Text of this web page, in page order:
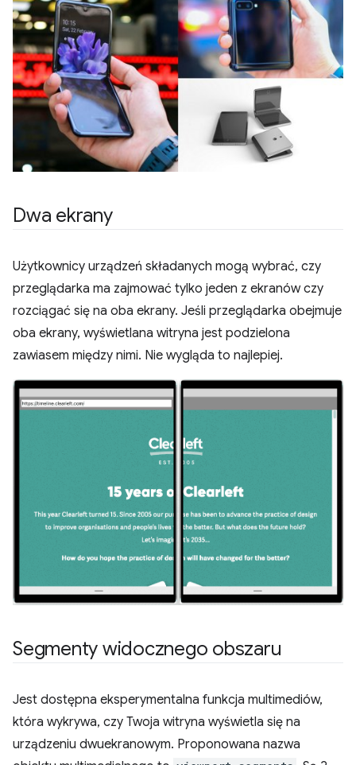
Dwa ekrany
Użytkownicy urządzeń składanych mogą wybrać, czy
przeglądarka ma zajmować tylko jeden z ekranów czy
rozciągać się na oba ekrany. Jeśli przeglądarka obejmuje
oba ekrany, wyświetlana witryna jest podzielona
zawiasem między nimi. Nie wygląda to najlepiej.
Segmenty widocznego obszaru
Jest dostępna eksperymentalna funkcja multimediów,
która wykrywa, czy Twoja witryna wyświetla się na
urządzeniu dwuekranowym. Proponowana nazwa